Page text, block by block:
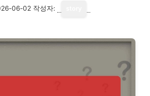
06-02 작성자: